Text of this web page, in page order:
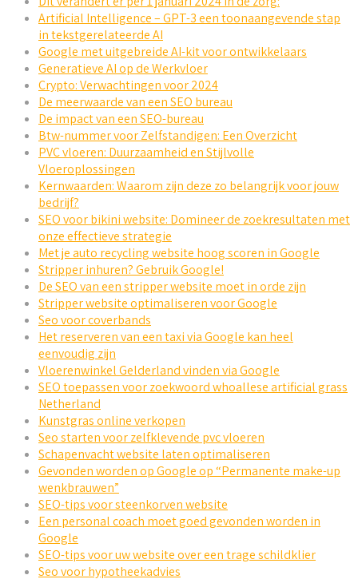
Artificial Intelligence – GPT-3 een toonaangevende stap
in tekstgerelateerde AI
Google met uitgebreide AI-kit voor ontwikkelaars
Generatieve AI op de Werkvloer
Crypto: Verwachtingen voor 2024
De meerwaarde van een SEO bureau
De impact van een SEO-bureau
Btw-nummer voor Zelfstandigen: Een Overzicht
PVC vloeren: Duurzaamheid en Stijlvolle
Vloeroplossingen
Kernwaarden: Waarom zijn deze zo belangrijk voor jouw
bedrijf?
SEO voor bikini website: Domineer de zoekresultaten met
onze effectieve strategie
Met je auto recycling website hoog scoren in Google
Stripper inhuren? Gebruik Google!
De SEO van een stripper website moet in orde zijn
Stripper website optimaliseren voor Google
Seo voor coverbands
Het reserveren van een taxi via Google kan heel
eenvoudig zijn
Vloerenwinkel Gelderland vinden via Google
SEO toepassen voor zoekwoord whoallese artificial grass
Netherland
Kunstgras online verkopen
Seo starten voor zelfklevende pvc vloeren
Schapenvacht website laten optimaliseren
Gevonden worden op Google op “Permanente make-up
wenkbrauwen”
SEO-tips voor steenkorven website
Een personal coach moet goed gevonden worden in
Google
SEO-tips voor uw website over een trage schildklier
Seo voor hypotheekadvies